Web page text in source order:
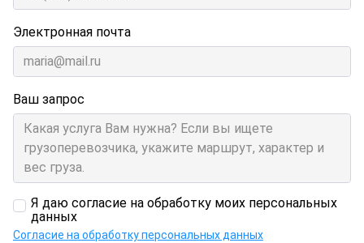
Электронная почта
Ваш запрос
Я даю согласие на обработку моих персональных
данных
Согласие на обработку персональных данных